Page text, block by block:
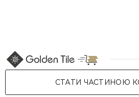
СТАТИ ЧАСТИНОЮ